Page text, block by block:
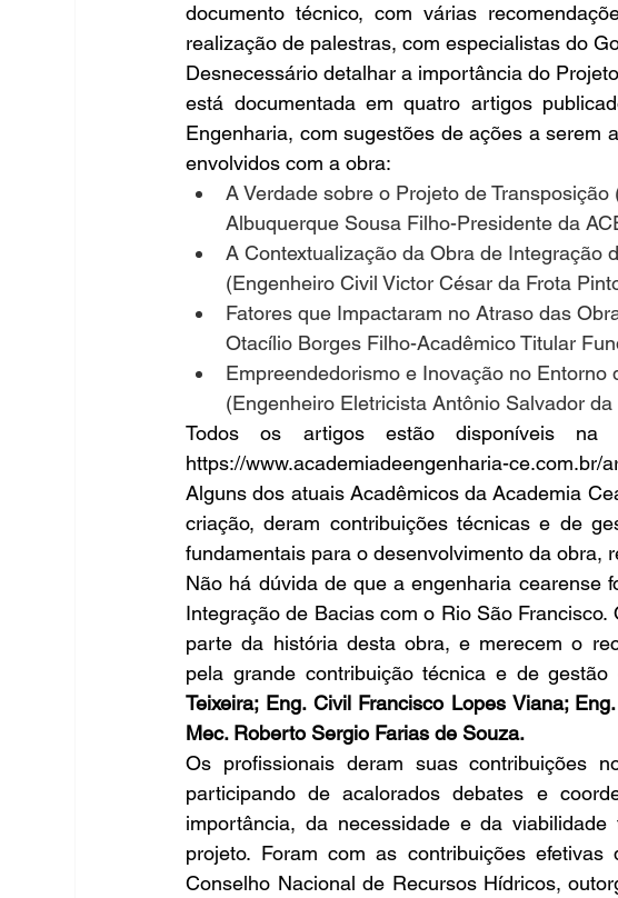
documento técnico, com várias
realização de palestras, com especialistas do
Desnecessário detalhar a importância do
está documentada em quatro artigos
Engenharia, com sugestões de ações a serem
envolvidos com a obra:
A Verdade sobre o Projeto de
Albuquerque Sousa Filho-Presidente da
A Contextualização da Obra de Integração
(Engenheiro Civil Victor César da Frota
Fatores que Impactaram no Atraso das
Otacílio Borges Filho-Acadêmico Titular
Empreendedorismo e Inovação no Entorno
(Engenheiro Eletricista Antônio Salvador
Todos os artigos estão disponíveis na
https://www.academiadeengenharia-ce.com.br/
Alguns dos atuais Acadêmicos da Academia
criação, deram contribuições técnicas e de
fundamentais para o desenvolvimento da obra,
Não há dúvida de que a engenharia cearense
Integração de Bacias com o Rio São
parte da história desta obra, e merecem o
pela grande contribuição técnica e de gestão
Teixeira; Eng. Civil Francisco Lopes Viana;
Mec. Roberto Sergio Farias de Souza.
Os profissionais deram suas contribuições
participando de acalorados debates e
importância, da necessidade e da
projeto. Foram com as contribuições
Conselho Nacional de Recursos Hídricos,